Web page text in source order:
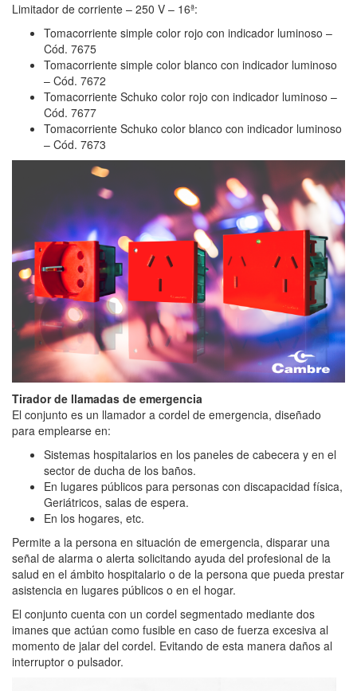
Limitador de corriente – 250 V – 16ª:
Tomacorriente simple color rojo con indicador luminoso –
Cód. 7675
Tomacorriente simple color blanco con indicador luminoso
– Cód. 7672
Tomacorriente Schuko color rojo con indicador luminoso –
Cód. 7677
Tomacorriente Schuko color blanco con indicador luminoso
– Cód. 7673
Tirador de llamadas de emergencia
El conjunto es un llamador a cordel de emergencia, diseñado
para emplearse en:
Sistemas hospitalarios en los paneles de cabecera y en el
sector de ducha de los baños.
En lugares públicos para personas con discapacidad física,
Geriátricos, salas de espera.
En los hogares, etc.
Permite a la persona en situación de emergencia, disparar una
señal de alarma o alerta solicitando ayuda del profesional de la
salud en el ámbito hospitalario o de la persona que pueda prestar
asistencia en lugares públicos o en el hogar.
El conjunto cuenta con un cordel segmentado mediante dos
imanes que actúan como fusible en caso de fuerza excesiva al
momento de jalar del cordel. Evitando de esta manera daños al
interruptor o pulsador.